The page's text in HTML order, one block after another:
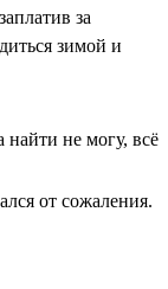
за
зимой и
найти не могу, всё
от сожаления.